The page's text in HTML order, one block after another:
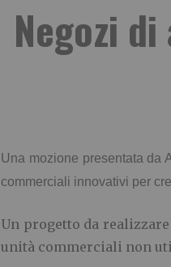
Negozi
Una mozione presentata da
commerciali innovativi per
Un progetto da
unità commerciali non